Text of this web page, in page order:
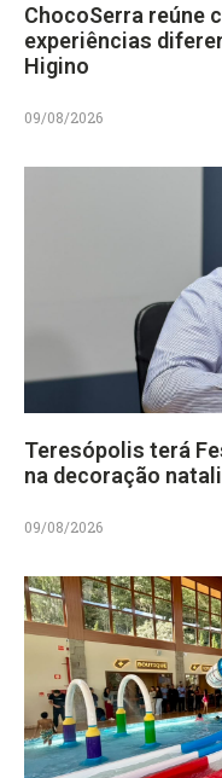
ChocoSerra reúne
experiências
Higino
09/08/2026
Teresópolis terá
na decoração
09/08/2026